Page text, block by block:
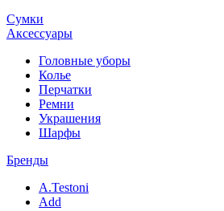
Сумки
Аксессуары
Головные уборы
Колье
Перчатки
Ремни
Украшения
Шарфы
Бренды
A.Testoni
Add